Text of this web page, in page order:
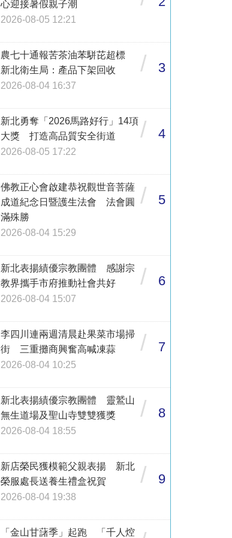
心迎接暑假親子潮
2026-08-05 12:21
農七十通報苦茶油苯駢芘超標
新北衛生局：產品下架回收
2026-08-04 16:37
/ 3
新北勇奪「2026馬路好行」14項
大獎 打造高品質安全街道
2026-08-05 17:22
/ 4
佛教正心會啟建恭祝觀世音菩薩
成道紀念日暨護生法會 法會圓
滿殊勝
2026-08-04 15:29
/ 5
新北表揚績優宗教團體 感謝宗
教界攜手市府推動社會共好
2026-08-04 15:07
/ 6
李四川連兩週清晨赴果菜市場掃
街 三重攤商興奮高喊凍蒜
2026-08-04 10:25
/ 7
新北表揚績優宗教團體 靈鷲山
無生道場及聖山寺雙雙獲獎
2026-08-04 18:55
/ 8
新店榮民獲模範父親表揚 新北
榮服處長送養生禮盒祝賀
2026-08-04 19:38
/ 9
「金山甘藷季」起跑 「千人焢